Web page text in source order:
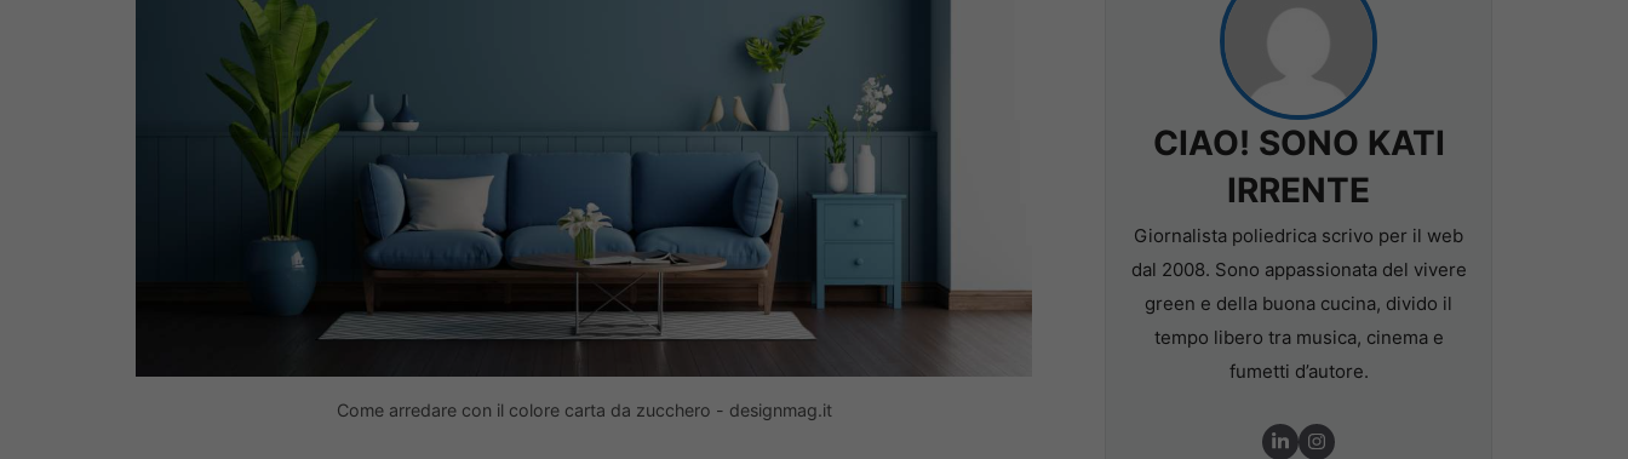
Come arredare con il colore carta da zucchero - designmag.it
CIAO! SONO KATI
IRRENTE
Giornalista poliedrica scrivo per il web
dal 2008. Sono appassionata del vivere
green e della buona cucina, divido il
tempo libero tra musica, cinema e
fumetti d’autore.